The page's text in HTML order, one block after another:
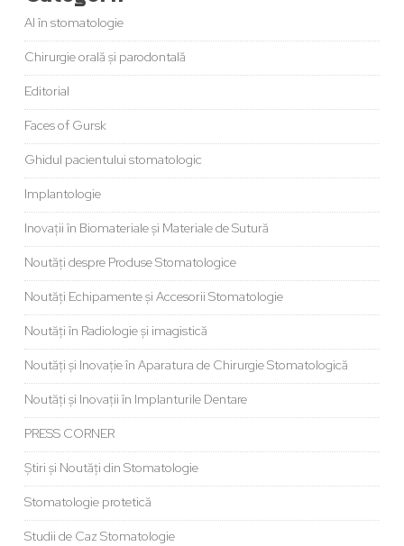
AI în stomatologie
Chirurgie orală și parodontală
Editorial
Faces of Gursk
Ghidul pacientului stomatologic
Implantologie
Inovații în Biomateriale și Materiale de Sutură
Noutăți despre Produse Stomatologice
Noutăți Echipamente și Accesorii Stomatologie
Noutăți în Radiologie și imagistică
Noutăți și Inovație în Aparatura de Chirurgie Stomatologică
Noutăți și Inovații în Implanturile Dentare
PRESS CORNER
Știri și Noutăți din Stomatologie
Stomatologie protetică
Studii de Caz Stomatologie